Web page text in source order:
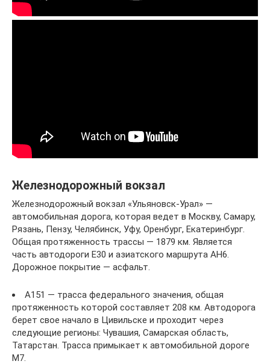
Железнодорожный вокзал
Железнодорожный вокзал «Ульяновск-Урал» —
автомобильная дорога, которая ведет в Москву, Самару,
Рязань, Пензу, Челябинск, Уфу, Оренбург, Екатеринбург.
Общая протяженность трассы — 1879 км. Является
часть автодороги Е30 и азиатского маршрута AH6.
Дорожное покрытие — асфальт.
А151 — трасса федерального значения, общая
протяженность которой составляет 208 км. Автодорога
берет свое начало в Цивильске и проходит через
следующие регионы: Чувашия, Самарская область,
Татарстан. Трасса примыкает к автомобильной дороге
М7.